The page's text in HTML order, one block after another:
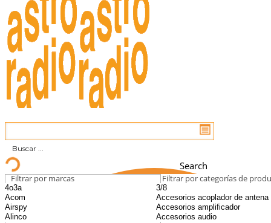
Search
Filtrar por marcas Filtrar por categorías de